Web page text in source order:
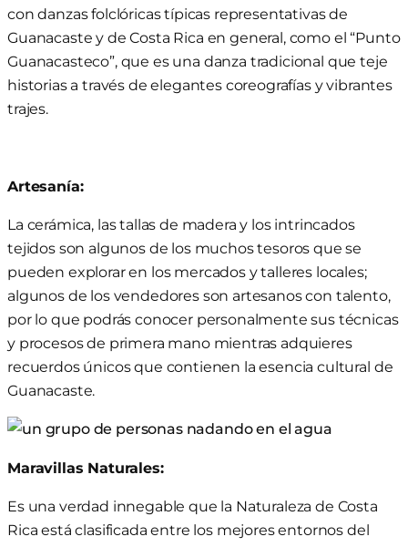
con danzas folclóricas típicas representativas de
Guanacaste y de Costa Rica en general, como el “Punto
Guanacasteco”, que es una danza tradicional que teje
historias a través de elegantes coreografías y vibrantes
trajes.
Artesanía:
La cerámica, las tallas de madera y los intrincados
tejidos son algunos de los muchos tesoros que se
pueden explorar en los mercados y talleres locales;
algunos de los vendedores son artesanos con talento,
por lo que podrás conocer personalmente sus técnicas
y procesos de primera mano mientras adquieres
recuerdos únicos que contienen la esencia cultural de
Guanacaste.
Maravillas Naturales:
Es una verdad innegable que la Naturaleza de Costa
Rica está clasificada entre los mejores entornos del